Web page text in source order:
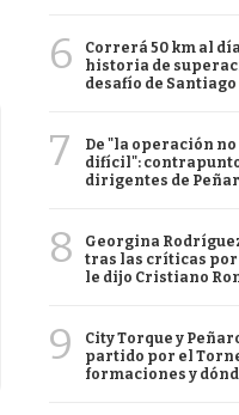
6
Correrá 50 km al
historia de
desafío de
7
De "la operación
difícil":
dirigentes de
8
Georgina
tras las críticas por
le dijo Cristiano
9
City Torque y
partido por el
formaciones y